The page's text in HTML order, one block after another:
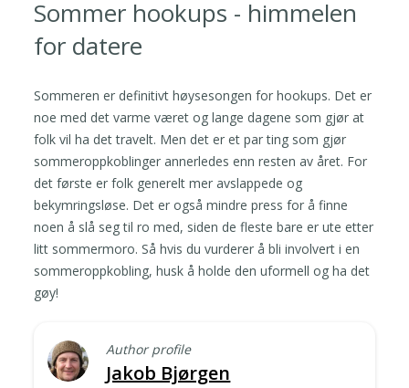
Sommer hookups - himmelen
for datere
Sommeren er definitivt høysesongen for hookups. Det er
noe med det varme været og lange dagene som gjør at
folk vil ha det travelt. Men det er et par ting som gjør
sommeroppkoblinger annerledes enn resten av året. For
det første er folk generelt mer avslappede og
bekymringsløse. Det er også mindre press for å finne
noen å slå seg til ro med, siden de fleste bare er ute etter
litt sommermoro. Så hvis du vurderer å bli involvert i en
sommeroppkobling, husk å holde den uformell og ha det
gøy!
Author profile
Jakob Bjørgen